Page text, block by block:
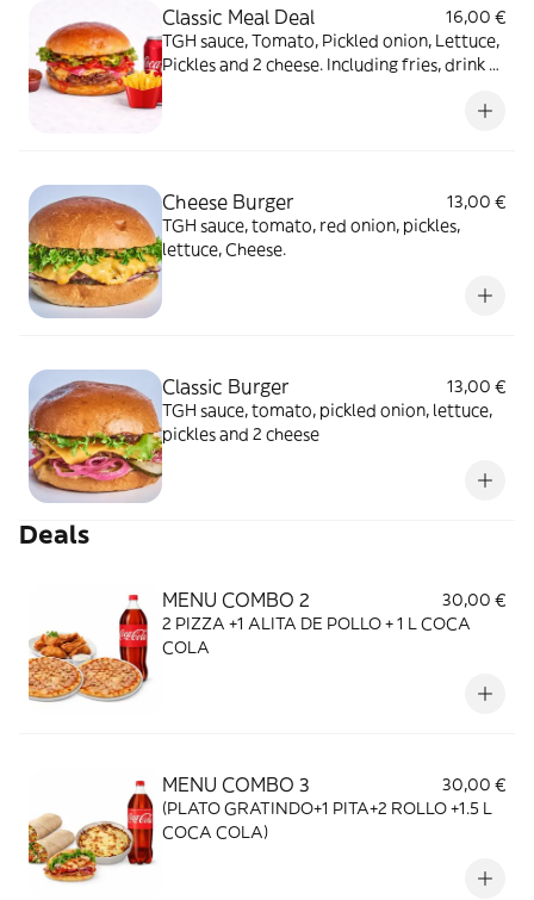
Classic Meal Deal
16,00 €
TGH sauce, Tomato, Pickled onion, Lettuce,
Pickles and 2 cheese. Including fries, drink &
Cheese Burger
13,00 €
TGH sauce, tomato, red onion, pickles,
lettuce, Cheese.
Classic Burger
13,00 €
TGH sauce, tomato, pickled onion, lettuce,
pickles and 2 cheese
Deals
MENU COMBO 2
30,00 €
2 PIZZA +1 ALITA DE POLLO + 1 L COCA
COLA
MENU COMBO 3
30,00 €
(PLATO GRATINDO+1 PITA+2 ROLLO +1.5 L
COCA COLA)